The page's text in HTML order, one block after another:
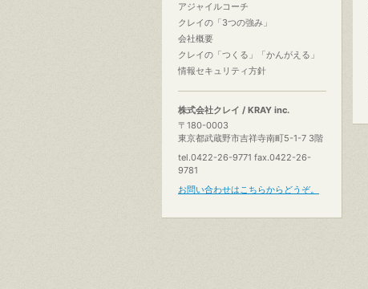
アジャイルコーチ
クレイの「3つの強み」
会社概要
クレイの「つくる」「かんがえる」
情報セキュリティ方針
株式会社クレイ / KRAY inc.
〒180-0003
東京都武蔵野市吉祥寺南町5-1-7 3階
tel.0422-26-9771 fax.0422-26-
9781
お問い合わせはこちらからどうぞ。